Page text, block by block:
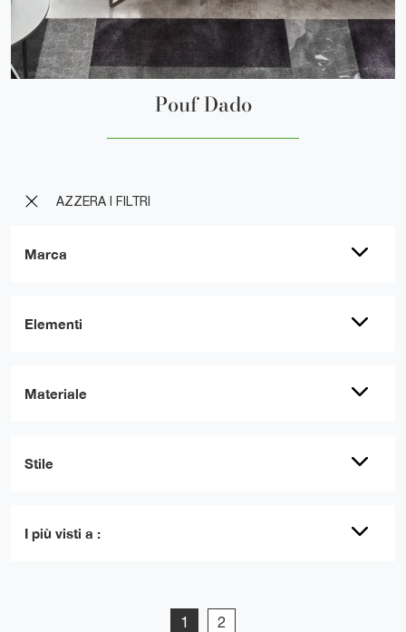
AZZERA I FILTRI
Marca
Elementi
Materiale
Stile
I più visti a :
Pouf Dado
1 2